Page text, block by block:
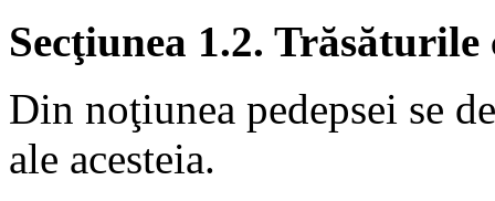
Secţiunea 1.2.
Din noţiunea pedepsei se
ale acesteia.